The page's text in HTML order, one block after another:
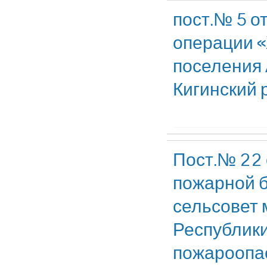
пост.№ 5
операции
Кигинский
Пост.№ 22
пожарной
сельсовет